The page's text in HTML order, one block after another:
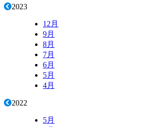
2023
12月
9月
8月
7月
6月
5月
4月
2022
5月